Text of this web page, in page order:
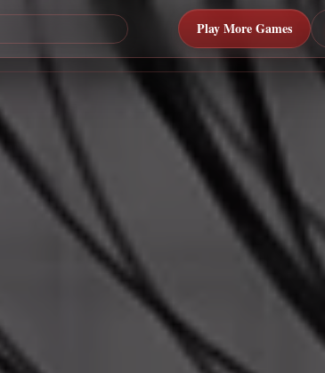
Play More Games